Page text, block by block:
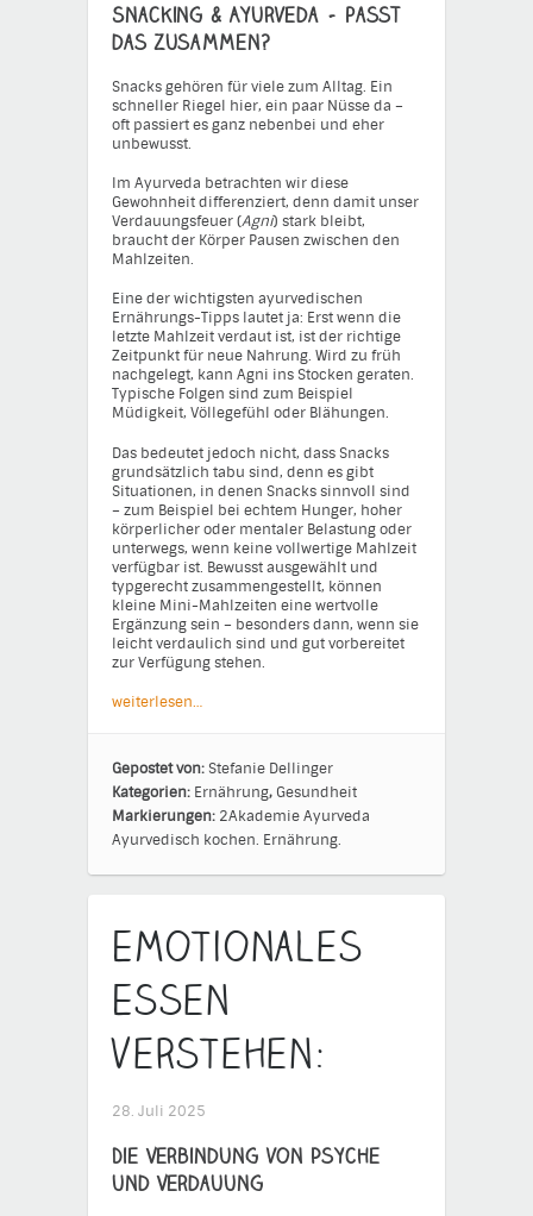
Snacking & Ayurveda – passt
das zusammen?
Snacks gehören für viele zum Alltag. Ein
schneller Riegel hier, ein paar Nüsse da –
oft passiert es ganz nebenbei und eher
unbewusst.
Im Ayurveda betrachten wir diese
Gewohnheit differenziert, denn damit unser
Verdauungsfeuer (Agni) stark bleibt,
braucht der Körper Pausen zwischen den
Mahlzeiten.
Eine der wichtigsten ayurvedischen
Ernährungs-Tipps lautet ja: Erst wenn die
letzte Mahlzeit verdaut ist, ist der richtige
Zeitpunkt für neue Nahrung. Wird zu früh
nachgelegt, kann Agni ins Stocken geraten.
Typische Folgen sind zum Beispiel
Müdigkeit, Völlegefühl oder Blähungen.
Das bedeutet jedoch nicht, dass Snacks
grundsätzlich tabu sind, denn es gibt
Situationen, in denen Snacks sinnvoll sind
– zum Beispiel bei echtem Hunger, hoher
körperlicher oder mentaler Belastung oder
unterwegs, wenn keine vollwertige Mahlzeit
verfügbar ist. Bewusst ausgewählt und
typgerecht zusammengestellt, können
kleine Mini-Mahlzeiten eine wertvolle
Ergänzung sein – besonders dann, wenn sie
leicht verdaulich sind und gut vorbereitet
zur Verfügung stehen.
weiterlesen…
Gepostet von: Stefanie Dellinger
Kategorien: Ernährung, Gesundheit
Markierungen: 2AkademieAyurveda
Ayurvedisch kochen. Ernährung.
Emotionales
Essen
verstehen:
28. Juli 2025
Die Verbindung von Psyche
und Verdauung